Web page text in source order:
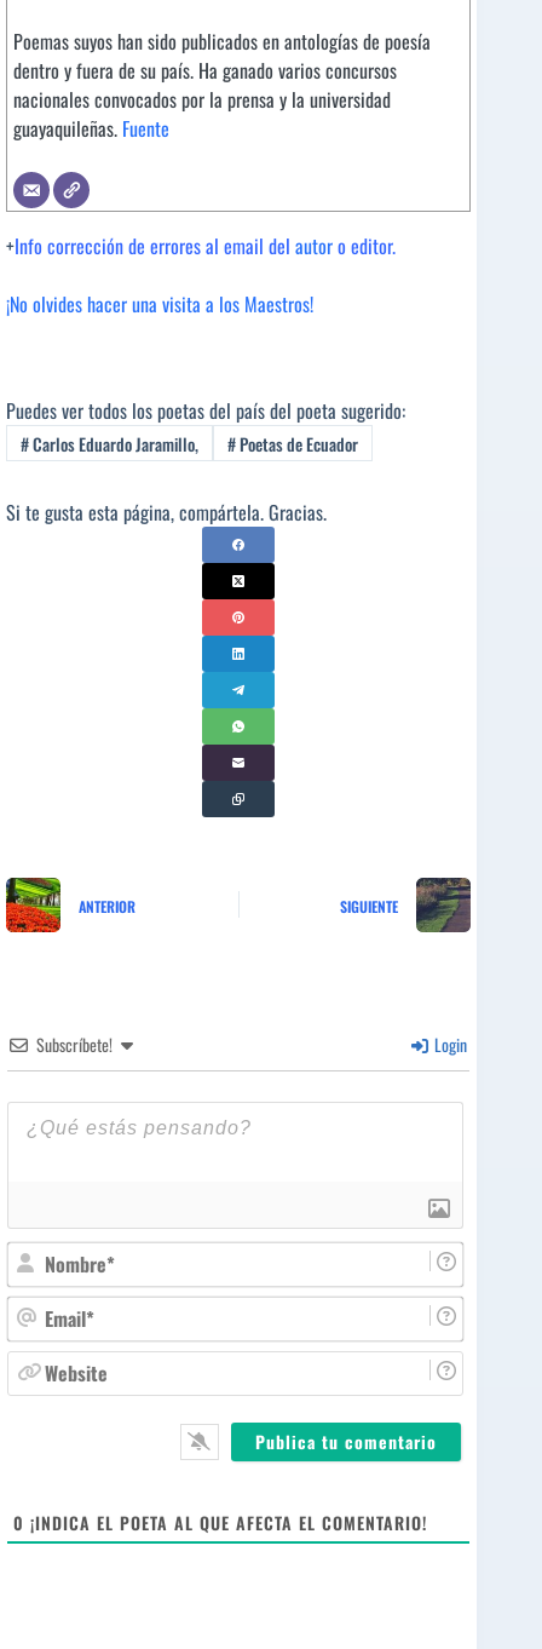
Poemas suyos han sido publicados en antologías de poesía
dentro y fuera de su país. Ha ganado varios concursos
nacionales convocados por la prensa y la universidad
guayaquileñas. Fuente
+Info corrección de errores al email del autoro editor.
¡No olvides hacer una visita a los Maestros!
Puedes ver todos los poetas del país del poeta sugerido:
#Carlos Eduardo Jaramillo, #Poetas de Ecuador
Si te gusta esta página, compártela. Gracias.
ANTERIOR SIGUIENTE
Subscríbete! Login
N
o
m
b
r
m
ie
0 ¡INDICA EL POETA AL QUE AFECTA EL COMENTARIO!